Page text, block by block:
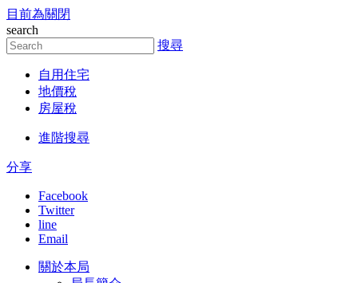
跳到主要內容區塊
目前為關閉
search
搜尋
自用住宅
地價稅
房屋稅
進階搜尋
分享
Facebook
Twitter
line
Email
關於本局